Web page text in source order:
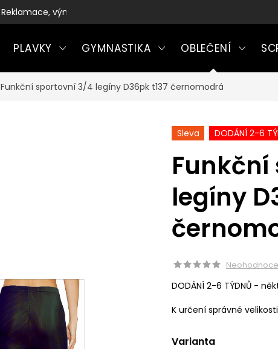
Reklamace, výměny a vrácení zboží
PLAVKY GYMNASTIKA OBLEČENÍ
Funkční sportovní 3/4 legíny D36pk t137 černomodrá
Sleva DODÁNÍ 2-6
legíny
DODÁNÍ 2-6 TÝDNŮ -
K určení správné
Varianta